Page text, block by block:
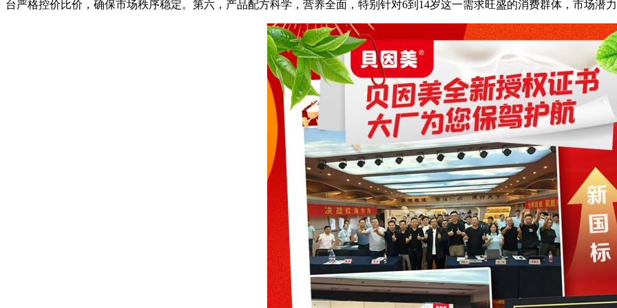
台严格控价比价，确保市场秩序稳定。第六，产品配方科学，营养全面，特别针对6到14岁这一需求旺盛的消费群体，市场潜